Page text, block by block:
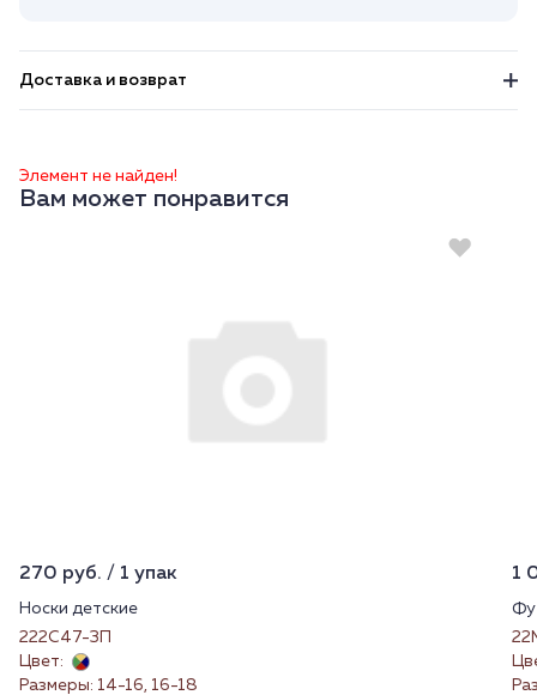
Доставка и возврат
Элемент не найден!
Вам может понравится
270 руб. / 1 упак
Носки детские
222С47-3П
Цвет:
Размеры: 14-16, 16-18
1